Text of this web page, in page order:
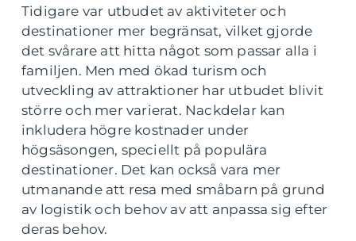
Tidigare var utbudet av aktiviteter och
destinationer mer begränsat, vilket gjorde
det svårare att hitta något som passar alla i
familjen. Men med ökad turism och
utveckling av attraktioner har utbudet blivit
större och mer varierat. Nackdelar kan
inkludera högre kostnader under
högsäsongen, speciellt på populära
destinationer. Det kan också vara mer
utmanande att resa med småbarn på grund
av logistik och behov av att anpassa sig efter
deras behov.